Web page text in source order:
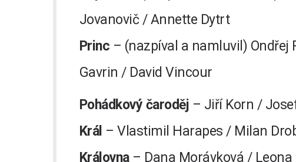
Jovanovič / Annette Dytrt
Princ – (nazpíval a namluvil)
Gavrin / David Vincour
Pohádkový čaroděj – Jiří Korn /
Král – Vlastimil Harapes / Milan
Královna – Dana Morávková /